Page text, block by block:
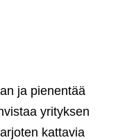
ja pienentää
yrityksen
kattavia